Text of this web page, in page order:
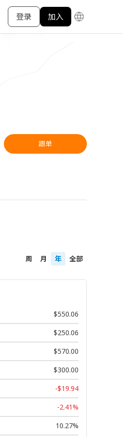
登录 加入
跟单
周 月 年 全部
$550.06
$250.06
$570.00
$300.00
-$19.94
-2.41%
10.27%